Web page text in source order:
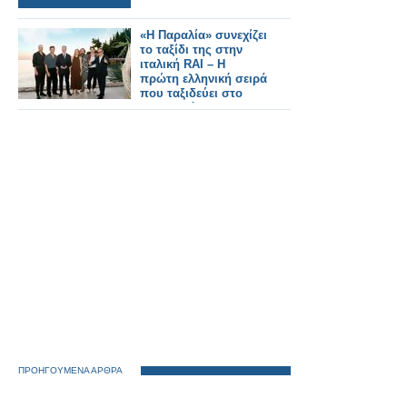
«Η Παραλία» συνεχίζει
το ταξίδι της στην
ιταλική RAI – Η
πρώτη ελληνική σειρά
που ταξιδεύει στο
εξωτερικό
ΠΡΟΗΓΟΥΜΕΝΑ ΑΡΘΡΑ